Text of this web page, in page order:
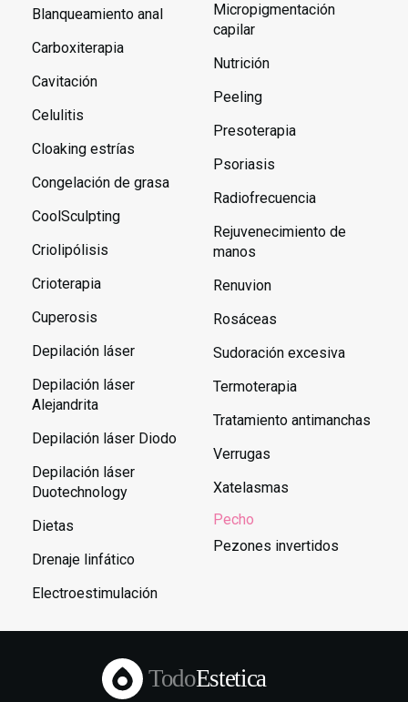
Blanqueamiento anal
Carboxiterapia
Cavitación
Celulitis
Cloaking estrías
Congelación de grasa
CoolSculpting
Criolipólisis
Crioterapia
Cuperosis
Depilación láser
Depilación láser
Alejandrita
Depilación láser Diodo
Depilación láser
Duotechnology
Dietas
Drenaje linfático
Electroestimulación
Micropigmentación
capilar
Nutrición
Peeling
Presoterapia
Psoriasis
Radiofrecuencia
Rejuvenecimiento de
manos
Renuvion
Rosáceas
Sudoración excesiva
Termoterapia
Tratamiento antimanchas
Verrugas
Xatelasmas
Pecho
Pezones invertidos
TodoEstetica